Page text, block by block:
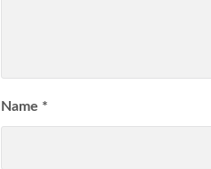
Name *